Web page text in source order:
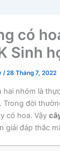
có
Sinh
/28 Tháng 7, 2022
hai nhóm là
đời
có hoa. Vậy
giải đáp thắc